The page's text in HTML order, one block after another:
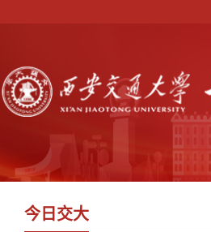
今日交大